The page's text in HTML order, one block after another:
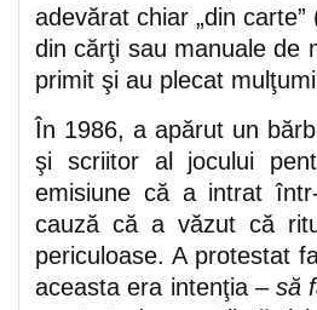
adevărat chiar „din
din cărţi sau manuale de
primit şi au plecat
În 1986, a apărut un
şi scriitor al jocului
emisiune că a intrat
cauză că a văzut că
periculoase. A protestat
aceasta era intenţia – să